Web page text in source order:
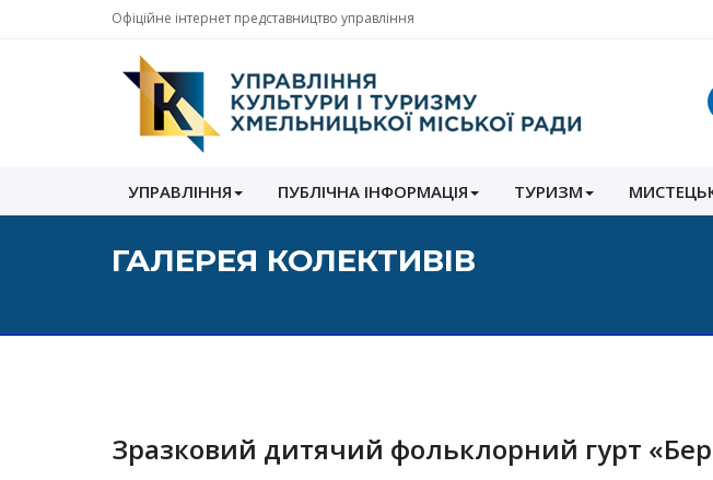
Офіційне інтернет представництво управління
культури
і
Хмельницької
УПРАВЛІННЯ ПУБЛІЧНА ІНФОРМАЦІЯ ТУРИЗМ
ГАЛЕРЕЯ КОЛЕКТИВІВ
Зразковий дитячий фольклорний гурт